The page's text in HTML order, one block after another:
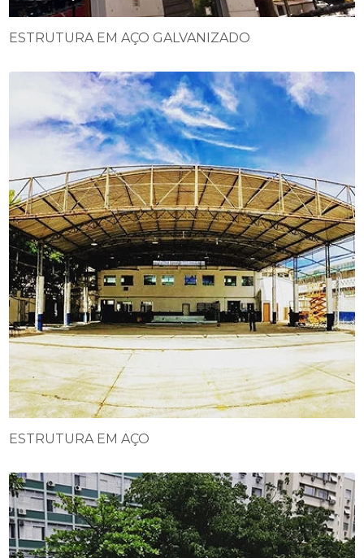
ESTRUTURA EM AÇO GALVANIZADO
ESTRUTURA EM AÇO